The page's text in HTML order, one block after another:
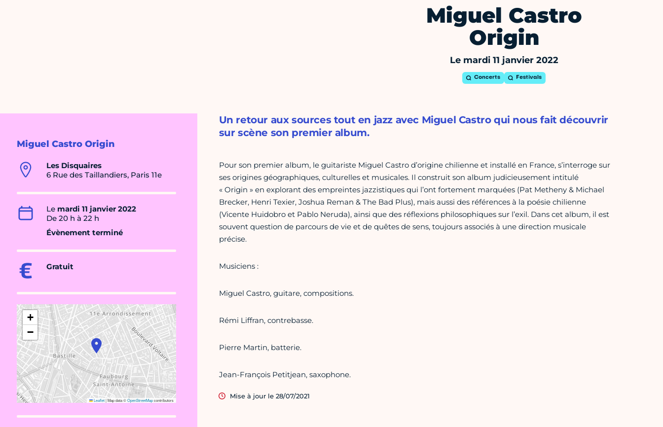
Miguel Castro
Origin
Le mardi 11 janvier 2022
Concerts Festivals
Miguel Castro Origin
Les Disquaires
6 Rue des Taillandiers, Paris 11e
Le mardi 11 janvier 2022
De 20 h à 22 h
Évènement terminé
Gratuit
+
−
Leaflet|Map data ©OpenStreetMapcontributors
Un retour aux sources tout en jazz avec Miguel Castro qui nous fait découvrir
sur scène son premier album.
Pour son premier album, le guitariste Miguel Castro d’origine chilienne et installé en France, s’interroge sur
ses origines géographiques, culturelles et musicales. Il construit son album judicieusement intitulé
« Origin » en explorant des empreintes jazzistiques qui l’ont fortement marquées (Pat Metheny & Michael
Brecker, Henri Texier, Joshua Reman & The Bad Plus), mais aussi des références à la poésie chilienne
(Vicente Huidobro et Pablo Neruda), ainsi que des réflexions philosophiques sur l’exil. Dans cet album, il est
souvent question de parcours de vie et de quêtes de sens, toujours associés à une direction musicale
précise.
Musiciens :
Miguel Castro, guitare, compositions.
Rémi Liffran, contrebasse.
Pierre Martin, batterie.
Jean-François Petitjean, saxophone.
Mise à jour le 28/07/2021